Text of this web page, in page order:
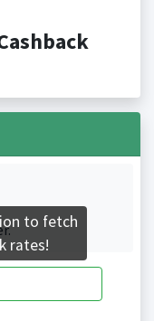
to fetch
rates!